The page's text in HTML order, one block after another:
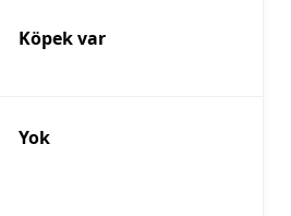
Köpek var
Yok